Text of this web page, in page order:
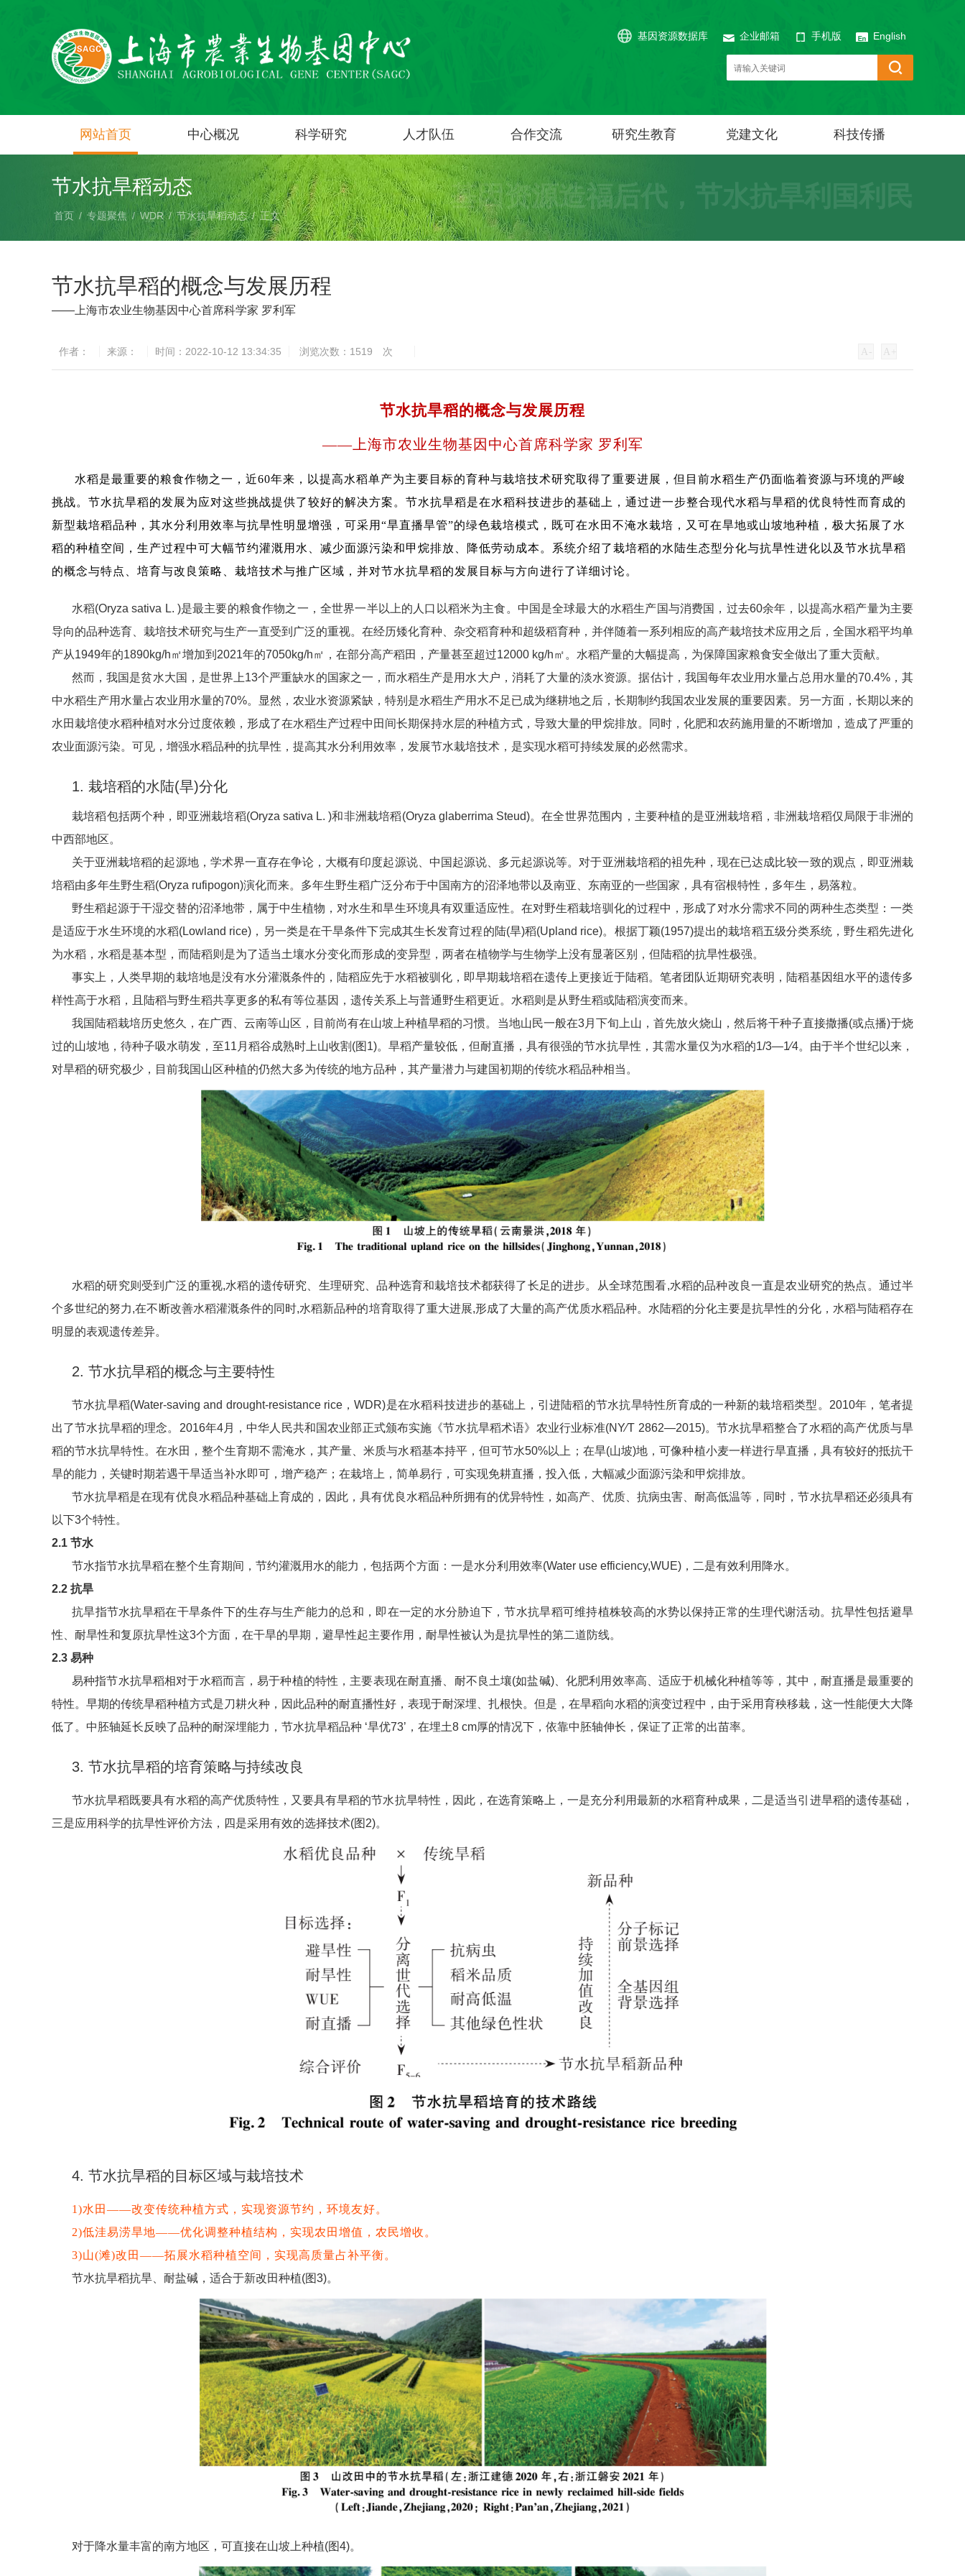
基因资源数据库 企业邮箱 手机版 English
网站首页 中心概况 科学研究 人才队伍 合作交流 研究生教育 党建文化 科技传播
节水抗旱稻动态 基因资源造福后代，节水抗旱利国利民
首页 / 专题聚焦 /WDR/节水抗旱稻动态/正文
节水抗旱稻的概念与发展历程
——上海市农业生物基因中心首席科学家 罗利军
作者： 来源： 时间：2022-10-12 13:34:35 浏览次数： 1519 次 A - A
节水抗旱稻的概念与发展历程
——上海市农业生物基因中心首席科学家 罗利军
水稻是最重要的粮食作物之一，近60年来，以提高水稻单产为主要目标的育种与栽培技术研究取得了重要进展，但目前水稻生产仍面临着资源与环境的严峻
挑战。节水抗旱稻的发展为应对这些挑战提供了较好的解决方案。节水抗旱稻是在水稻科技进步的基础上，通过进一步整合现代水稻与旱稻的优良特性而育成的
新型栽培稻品种，其水分利用效率与抗旱性明显增强，可采用“旱直播旱管”的绿色栽培模式，既可在水田不淹水栽培，又可在旱地或山坡地种植，极大拓展了水
稻的种植空间，生产过程中可大幅节约灌溉用水、减少面源污染和甲烷排放、降低劳动成本。系统介绍了栽培稻的水陆生态型分化与抗旱性进化以及节水抗旱稻
的概念与特点、培育与改良策略、栽培技术与推广区域，并对节水抗旱稻的发展目标与方向进行了详细讨论。
水稻(Oryza sativa L. )是最主要的粮食作物之一，全世界一半以上的人口以稻米为主食。中国是全球最大的水稻生产国与消费国，过去60余年，以提高水稻产量为主要
导向的品种选育、栽培技术研究与生产一直受到广泛的重视。在经历矮化育种、杂交稻育种和超级稻育种，并伴随着一系列相应的高产栽培技术应用之后，全国水稻平均单
产从1949年的1890kg/h㎡增加到2021年的7050kg/h㎡，在部分高产稻田，产量甚至超过12000 kg/h㎡。水稻产量的大幅提高，为保障国家粮食安全做出了重大贡献。
然而，我国是贫水大国，是世界上13个严重缺水的国家之一，而水稻生产是用水大户，消耗了大量的淡水资源。据估计，我国每年农业用水量占总用水量的70.4%，其
中水稻生产用水量占农业用水量的70%。显然，农业水资源紧缺，特别是水稻生产用水不足已成为继耕地之后，长期制约我国农业发展的重要因素。另一方面，长期以来的
水田栽培使水稻种植对水分过度依赖，形成了在水稻生产过程中田间长期保持水层的种植方式，导致大量的甲烷排放。同时，化肥和农药施用量的不断增加，造成了严重的
农业面源污染。可见，增强水稻品种的抗旱性，提高其水分利用效率，发展节水栽培技术，是实现水稻可持续发展的必然需求。
1. 栽培稻的水陆(旱)分化
栽培稻包括两个种，即亚洲栽培稻(Oryza sativa L. )和非洲栽培稻(Oryza glaberrima Steud)。在全世界范围内，主要种植的是亚洲栽培稻，非洲栽培稻仅局限于非洲的
中西部地区。
关于亚洲栽培稻的起源地，学术界一直存在争论，大概有印度起源说、中国起源说、多元起源说等。对于亚洲栽培稻的袓先种，现在已达成比较一致的观点，即亚洲栽
培稻由多年生野生稻(Oryza rufipogon)演化而来。多年生野生稻广泛分布于中国南方的沼泽地带以及南亚、东南亚的一些国家，具有宿根特性，多年生，易落粒。
野生稻起源于干湿交替的沼泽地带，属于中生植物，对水生和旱生环境具有双重适应性。在对野生稻栽培驯化的过程中，形成了对水分需求不同的两种生态类型：一类
是适应于水生环境的水稻(Lowland rice)，另一类是在干旱条件下完成其生长发育过程的陆(旱)稻(Upland rice)。根据丁颖(1957)提出的栽培稻五级分类系统，野生稻先进化
为水稻，水稻是基本型，而陆稻则是为了适当土壤水分变化而形成的变异型，两者在植物学与生物学上没有显著区别，但陆稻的抗旱性极强。
事实上，人类早期的栽培地是没有水分灌溉条件的，陆稻应先于水稻被驯化，即早期栽培稻在遗传上更接近于陆稻。笔者团队近期研究表明，陆稻基因组水平的遗传多
样性高于水稻，且陆稻与野生稻共享更多的私有等位基因，遗传关系上与普通野生稻更近。水稻则是从野生稻或陆稻演变而来。
我国陆稻栽培历史悠久，在广西、云南等山区，目前尚有在山坡上种植旱稻的习惯。当地山民一般在3月下旬上山，首先放火烧山，然后将干种子直接撒播(或点播)于烧
过的山坡地，待种子吸水萌发，至11月稻谷成熟时上山收割(图1)。旱稻产量较低，但耐直播，具有很强的节水抗旱性，其需水量仅为水稻的1/3—1∕4。由于半个世纪以来，
对旱稻的研究极少，目前我国山区种植的仍然大多为传统的地方品种，其产量潜力与建国初期的传统水稻品种相当。
水稻的研究则受到广泛的重视,水稻的遗传研究、生理研究、品种选育和栽培技术都获得了长足的进步。从全球范围看,水稻的品种改良一直是农业研究的热点。通过半
个多世纪的努力,在不断改善水稻灌溉条件的同时,水稻新品种的培育取得了重大进展,形成了大量的高产优质水稻品种。水陆稻的分化主要是抗旱性的分化，水稻与陆稻存在
明显的表观遗传差异。
2. 节水抗旱稻的概念与主要特性
节水抗旱稻(Water-saving and drought-resistance rice，WDR)是在水稻科技进步的基础上，引进陆稻的节水抗旱特性所育成的一种新的栽培稻类型。2010年，笔者提
出了节水抗旱稻的理念。2016年4月，中华人民共和国农业部正式颁布实施《节水抗旱稻术语》农业行业标准(NY∕T 2862—2015)。节水抗旱稻整合了水稻的高产优质与旱
稻的节水抗旱特性。在水田，整个生育期不需淹水，其产量、米质与水稻基本持平，但可节水50%以上；在旱(山坡)地，可像种植小麦一样进行旱直播，具有较好的抵抗干
旱的能力，关键时期若遇干旱适当补水即可，增产稳产；在栽培上，简单易行，可实现免耕直播，投入低，大幅减少面源污染和甲烷排放。
节水抗旱稻是在现有优良水稻品种基础上育成的，因此，具有优良水稻品种所拥有的优异特性，如高产、优质、抗病虫害、耐高低温等，同时，节水抗旱稻还必须具有
以下3个特性。
2.1 节水
节水指节水抗旱稻在整个生育期间，节约灌溉用水的能力，包括两个方面：一是水分利用效率(Water use efficiency,WUE)，二是有效利用降水。
2.2 抗旱
抗旱指节水抗旱稻在干旱条件下的生存与生产能力的总和，即在一定的水分胁迫下，节水抗旱稻可维持植株较高的水势以保持正常的生理代谢活动。抗旱性包括避旱
性、耐旱性和复原抗旱性这3个方面，在干旱的早期，避旱性起主要作用，耐旱性被认为是抗旱性的第二道防线。
2.3 易种
易种指节水抗旱稻相对于水稻而言，易于种植的特性，主要表现在耐直播、耐不良土壤(如盐碱)、化肥利用效率高、适应于机械化种植等等，其中，耐直播是最重要的
特性。早期的传统旱稻种植方式是刀耕火种，因此品种的耐直播性好，表现于耐深埋、扎根快。但是，在旱稻向水稻的演变过程中，由于采用育秧移栽，这一性能便大大降
低了。中胚轴延长反映了品种的耐深埋能力，节水抗旱稻品种 ‘旱优73’，在埋土8 cm厚的情况下，依靠中胚轴伸长，保证了正常的出苗率。
3. 节水抗旱稻的培育策略与持续改良
节水抗旱稻既要具有水稻的高产优质特性，又要具有旱稻的节水抗旱特性，因此，在选育策略上，一是充分利用最新的水稻育种成果，二是适当引进旱稻的遗传基础，
三是应用科学的抗旱性评价方法，四是采用有效的选择技术(图2)。
4. 节水抗旱稻的目标区域与栽培技术
1)水田——改变传统种植方式，实现资源节约，环境友好。
2)低洼易涝旱地——优化调整种植结构，实现农田增值，农民增收。
3)山(滩)改田——拓展水稻种植空间，实现高质量占补平衡。
节水抗旱稻抗旱、耐盐碱，适合于新改田种植(图3)。
对于降水量丰富的南方地区，可直接在山坡上种植(图4)。